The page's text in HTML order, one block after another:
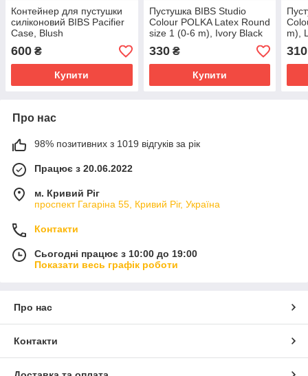
Контейнер для пустушки
силіконовий BIBS Pacifier
Case, Blush
600 ₴
Купити
Пустушка BIBS Studio
Colour POLKA Latex Round
size 1 (0-6 m), Ivory Black
Small
330₴
Купити
m),
310
Про нас
98% позитивних з 1019 відгуків за рік
Працює з 20.06.2022
м. Кривий Ріг
проспект Гагаріна 55, Кривий Ріг, Україна
Контакти
Сьогодні працює з 10:00 до 19:00
Показати весь графік роботи
Про нас
Контакти